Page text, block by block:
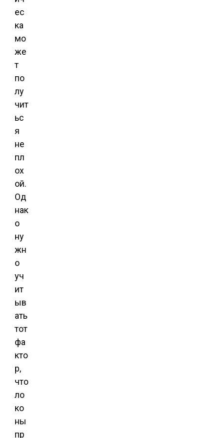
ес
ка
мо
же
т
по
лу
чит
ьс
я
не
пл
ох
ой.
Од
нак
о
ну
жн
о
уч
ит
ыв
ать
тот
фа
кто
р,
что
ло
ко
ны
пр